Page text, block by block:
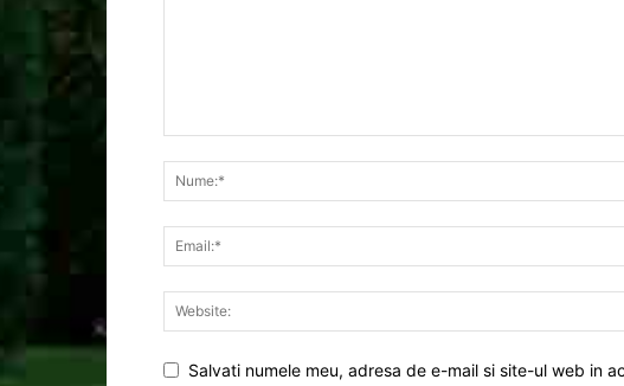
Salvati numele meu, adresa de e-mail si site-ul web in